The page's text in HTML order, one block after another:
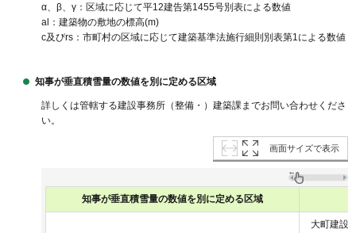
α、β、γ：区域に応じて平12建告第1455号別表による数値
al：建築物の敷地の標高(m)
c及びrs：市町村の区域に応じて建築基準法施行細則別表第1による数値
知事が垂直積雪量の数値を別に定める区域
詳しくは管轄する建設事務所（整備・）建築課までお問い合わせくださ
い。
画面サイズで表示
知事が垂直積雪量の数値を別に定める区域
大町建設